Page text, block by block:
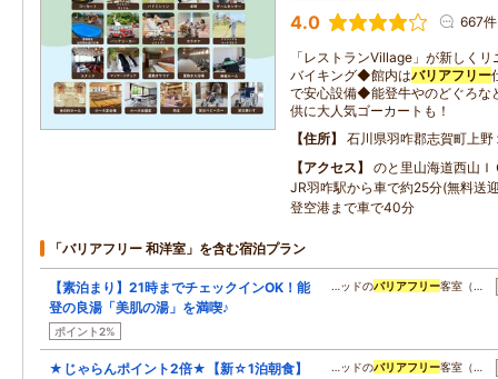
4.0 667件
「レストランVillage」が新しく
バイキング◆館内はバリアフリー
で安心設備◆能登牛やのどぐろな
供に大人気ゴーカートも！
住所
石川県羽咋郡志賀町上野
アクセス
のと里山海道西山
JR羽咋駅から車で約25分(無料送
登空港まで車で40分
「バリアフリー 和洋室」を含む宿泊プラン
【素泊まり】21時までチェックインOK！能
登の良湯「美肌の湯」を満喫♪
ポイント2%
…ッドのバリアフリー客室（…
★じゃらんポイント2倍★【新☆1泊朝食】
…ッドのバリアフリー客室（…